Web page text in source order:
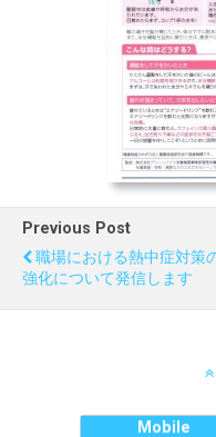
Previous Post
職場における熱中症対策
強化について発信します
Mobile